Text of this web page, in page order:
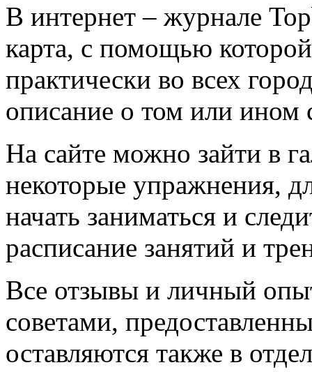
В интернет – журнале
карта, с помощью
практически во всех
описание о том или
На сайте можно зайти в
некоторые упражнения,
начать заниматься и
расписание занятий и
Все отзывы и личный
советами,
оставляются также в